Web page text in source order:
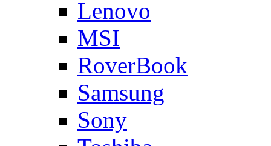
Lenovo
MSI
RoverBook
Samsung
Sony